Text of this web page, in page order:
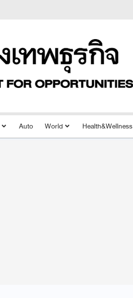
Auto World Health&Wellness